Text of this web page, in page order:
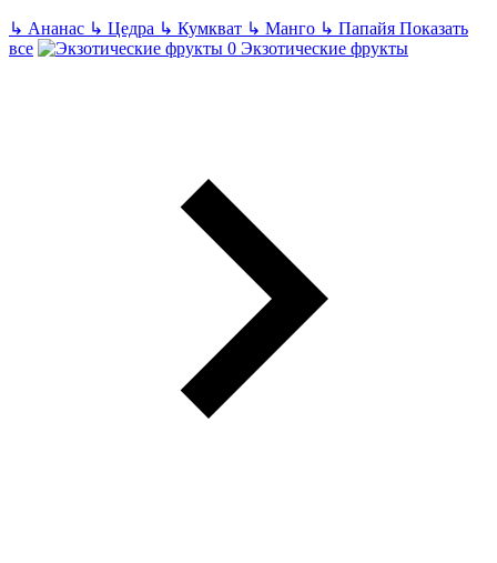
↳ Ананас ↳ Цедра ↳ Кумкват ↳ Манго ↳ Папайя Показать
все
Экзотические фрукты